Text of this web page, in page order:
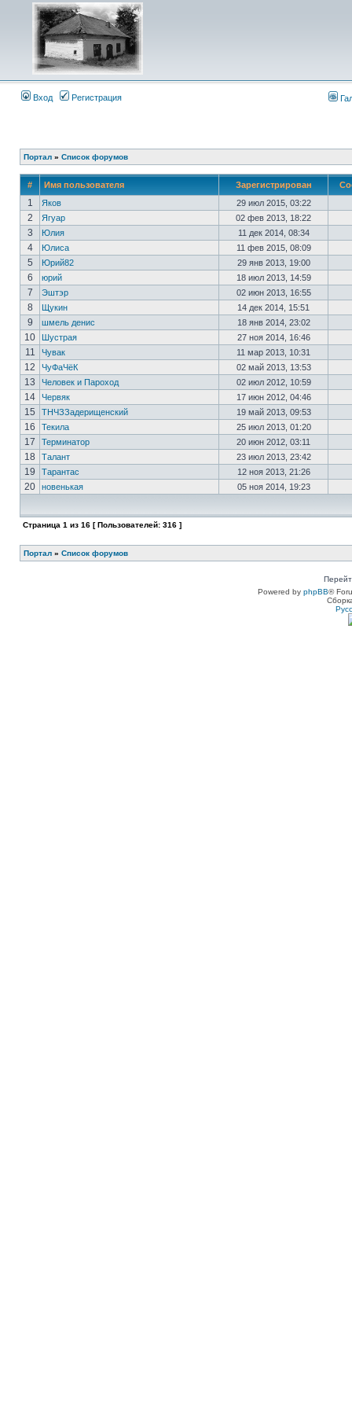
Вход Регистрация
Портал » Список форумов
# Имя пользователя Зарегистрирован
1 Яков 29 июл 2015, 03:22
2 Ягуар 02 фев 2013, 18:22
3 Юлия 11 дек 2014, 08:34
4 Юлиса 11 фев 2015, 08:09
5 Юрий82 29 янв 2013, 19:00
6 юрий 18 июл 2013, 14:59
7 Эштэр 02 июн 2013, 16:55
8 Щукин 14 дек 2014, 15:51
9 шмель денис 18 янв 2014, 23:02
10 Шустрая 27 ноя 2014, 16:46
11 Чувак 11 мар 2013, 10:31
12 ЧуФаЧёК 02 май 2013, 13:53
13 Человек и Пароход 02 июл 2012, 10:59
14 Червяк 17 июн 2012, 04:46
15 ТНЧЗЗадерищенский 19 май 2013, 09:53
16 Текила 25 июл 2013, 01:20
17 Терминатор 20 июн 2012, 03:11
18 Талант 23 июл 2013, 23:42
19 Тарантас 12 ноя 2013, 21:26
20 новенькая 05 ноя 2014, 19:23
Страница 1 из 16 [ Пользователей: 316 ]
Портал » Список форумов
Powered by phpBB®